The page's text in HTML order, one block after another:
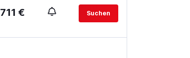
711 € Suchen